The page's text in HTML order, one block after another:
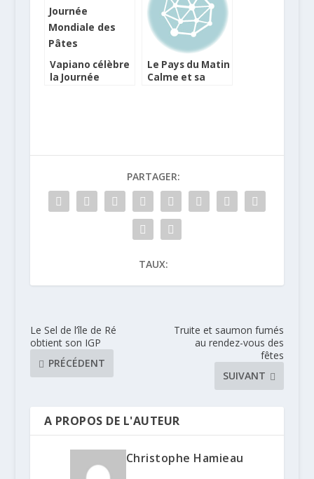
Vapiano célèbre
la Journée
Le Pays du Matin
Calme et sa
PARTAGER:
TAUX:
Le Sel de l’île de Ré
obtient son IGP
PRÉCÉDENT
Truite et saumon fumés
au rendez-vous des
fêtes
SUIVANT
A PROPOS DE L'AUTEUR
Christophe Hamieau